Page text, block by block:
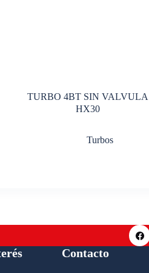
TURBO 4BT SIN VALVULA
HX30
Turbos
Contacto